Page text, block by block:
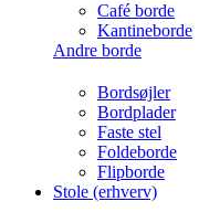
Café borde
Kantineborde
Andre borde
Bordsøjler
Bordplader
Faste stel
Foldeborde
Flipborde
Stole (erhverv)